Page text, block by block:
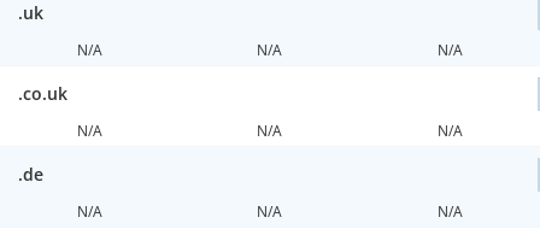
.uk
N/A N/A N/A
.co.uk
N/A N/A N/A
.de
N/A N/A N/A